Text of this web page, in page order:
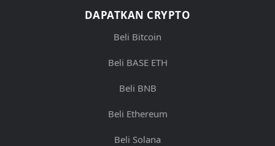
DAPATKAN CRYPTO
Beli Bitcoin
Beli BASE ETH
Beli BNB
Beli Ethereum
Beli Solana